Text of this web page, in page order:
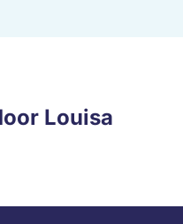
Louisa